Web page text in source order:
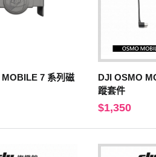
7 系列磁
DJI OSMO
蹤套件
$1,350